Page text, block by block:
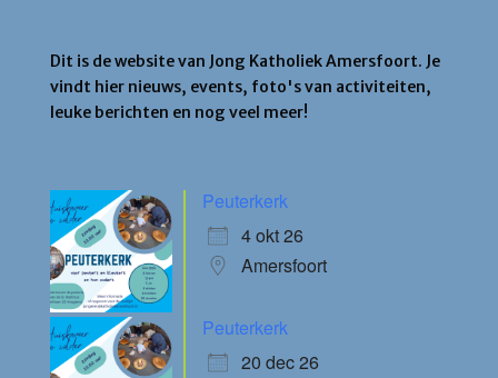
Dit is de website van Jong Katholiek Amersfoort. Je
vindt hier nieuws, events, foto's van activiteiten,
leuke berichten en nog veel meer!
Peuterkerk
4 okt 26
Amersfoort
Peuterkerk
20 dec 26